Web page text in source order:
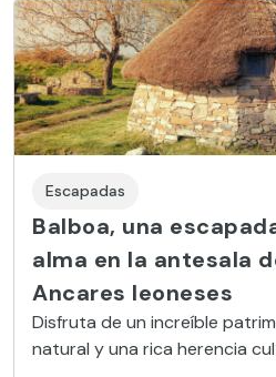
Escapadas
Balboa, una
alma en la antesala
Ancares leoneses
Disfruta de un increíble
natural y una rica herencia